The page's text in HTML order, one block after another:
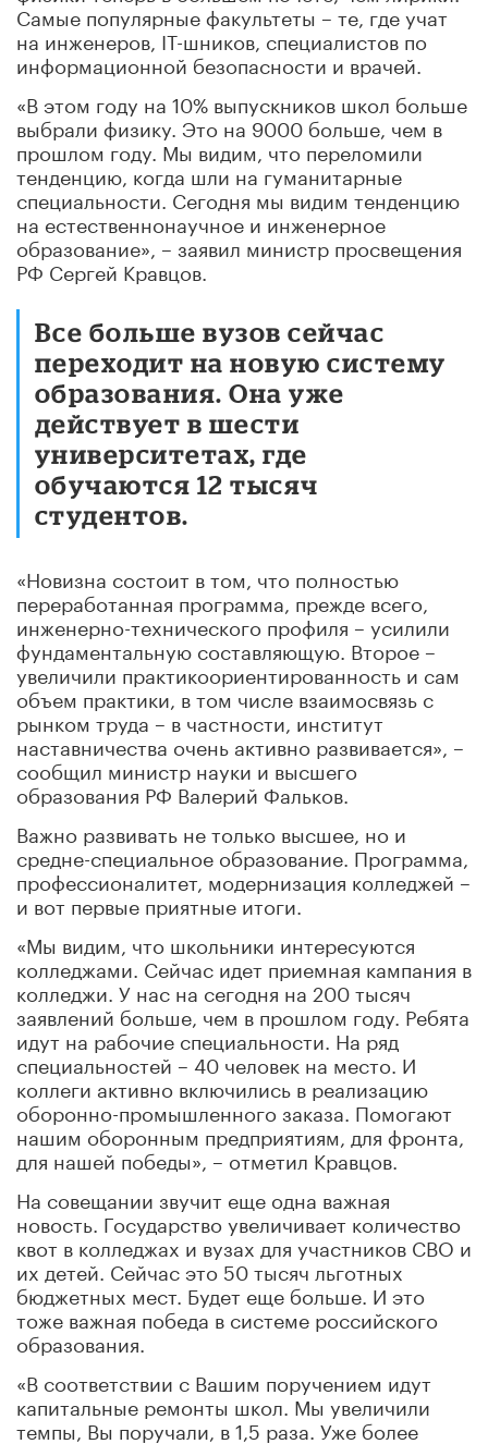
Самые популярные факультеты – те, где учат
на инженеров, IT-шников, специалистов по
информационной безопасности и врачей.
«В этом году на 10% выпускников школ больше
выбрали физику. Это на 9000 больше, чем в
прошлом году. Мы видим, что переломили
тенденцию, когда шли на гуманитарные
специальности. Сегодня мы видим тенденцию
на естественнонаучное и инженерное
образование», – заявил министр просвещения
РФ Сергей Кравцов.
Все больше вузов сейчас
переходит на новую систему
образования. Она уже
действует в шести
университетах, где
обучаются 12 тысяч
студентов.
«Новизна состоит в том, что полностью
переработанная программа, прежде всего,
инженерно-технического профиля – усилили
фундаментальную составляющую. Второе –
увеличили практикоориентированность и сам
объем практики, в том числе взаимосвязь с
рынком труда – в частности, институт
наставничества очень активно развивается», –
сообщил министр науки и высшего
образования РФ Валерий Фальков.
Важно развивать не только высшее, но и
средне-специальное образование. Программа,
профессионалитет, модернизация колледжей –
и вот первые приятные итоги.
«Мы видим, что школьники интересуются
колледжами. Сейчас идет приемная кампания в
колледжи. У нас на сегодня на 200 тысяч
заявлений больше, чем в прошлом году. Ребята
идут на рабочие специальности. На ряд
специальностей – 40 человек на место. И
коллеги активно включились в реализацию
оборонно-промышленного заказа. Помогают
нашим оборонным предприятиям, для фронта,
для нашей победы», – отметил Кравцов.
На совещании звучит еще одна важная
новость. Государство увеличивает количество
квот в колледжах и вузах для участников СВО и
их детей. Сейчас это 50 тысяч льготных
бюджетных мест. Будет еще больше. И это
тоже важная победа в системе российского
образования.
«В соответствии с Вашим поручением идут
капитальные ремонты школ. Мы увеличили
темпы, Вы поручали, в 1,5 раза. Уже более